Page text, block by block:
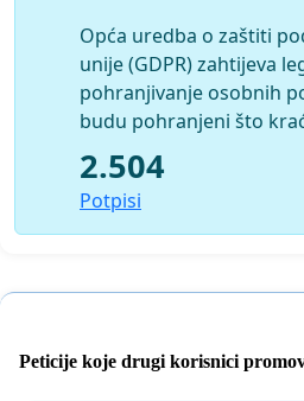
Opća uredba o zaštiti
unije (GDPR) zahtijeva
pohranjivanje osobnih
budu pohranjeni što
2.504
Potpisi
Peticije koje drugi korisnici